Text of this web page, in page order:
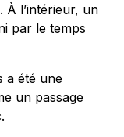
l’intérieur, un
par le temps
a été une
un passage